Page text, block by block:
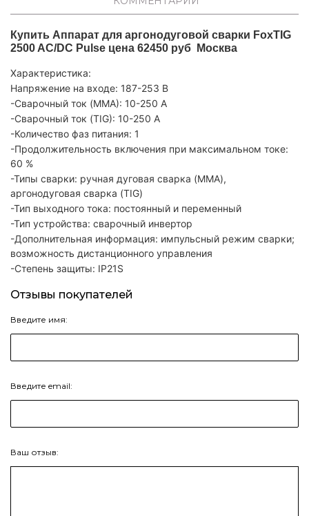
Купить Аппарат для аргонодуговой сварки FoxTIG
2500 AC/DC Pulse цена 62450 руб Москва
Характеристика:
Напряжение на входе: 187-253 В
-Сварочный ток (MMA): 10-250 А
-Сварочный ток (TIG): 10-250 А
-Количество фаз питания: 1
-Продолжительность включения при максимальном токе:
60 %
-Типы сварки: ручная дуговая сварка (MMA),
аргонодуговая сварка (TIG)
-Тип выходного тока: постоянный и переменный
-Тип устройства: сварочный инвертор
-Дополнительная информация: импульсный режим сварки;
возможность дистанционного управления
-Степень защиты: IP21S
Отзывы покупателей
Введите имя:
Введите email:
Ваш отзыв: